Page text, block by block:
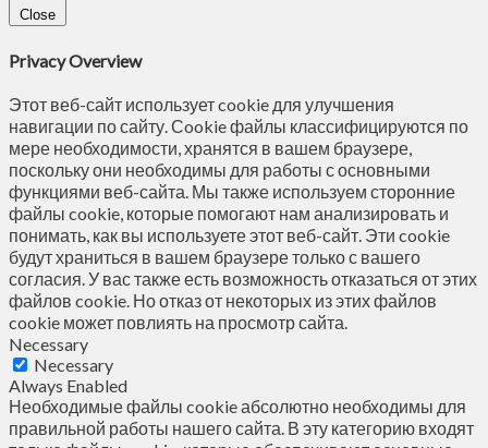
Close
Privacy Overview
Этот веб-сайт использует cookie для улучшения
навигации по сайту. Сookie файлы классифицируются по
мере необходимости, хранятся в вашем браузере,
поскольку они необходимы для работы с основными
функциями веб-сайта. Мы также используем сторонние
файлы cookie, которые помогают нам анализировать и
понимать, как вы используете этот веб-сайт. Эти cookie
будут храниться в вашем браузере только с вашего
согласия. У вас также есть возможность отказаться от этих
файлов cookie. Но отказ от некоторых из этих файлов
cookie может повлиять на просмотр сайта.
Necessary
Necessary
Always Enabled
Необходимые файлы cookie абсолютно необходимы для
правильной работы нашего сайта. В эту категорию входят